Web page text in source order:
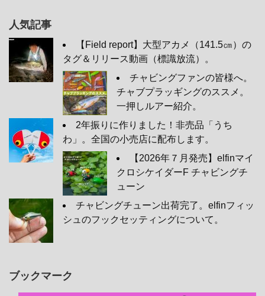
人気記事
【Field report】大型アカメ（141.5㎝）の
タグ＆リリース動画（標識放流）。
チャビングファンの皆様へ。
チャブプラッギングのススメ。
一押しルアー紹介。
2年振りに作りました！非売品「うち
わ」。全国の小売店に配布します。
【2026年７月発売】elfinマイ
クロシケイダーF チャビングチ
ューン
チャビングチューン出荷完了。elfinフィッ
シュのフックセッティングについて。
ブックマーク